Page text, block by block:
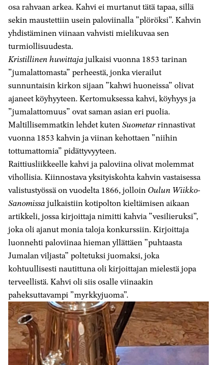
osa rahvaan arkea. Kahvi ei murtanut tätä tapaa, sillä
sekin maustettiin usein paloviinalla ”plöröksi”. Kahvin
yhdistäminen viinaan vahvisti mielikuvaa sen
turmiollisuudesta.
Kristillinen huwittajajulkaisi vuonna 1853 tarinan
”jumalattomasta” perheestä, jonka vierailut
sunnuntaisin kirkon sijaan ”kahwi huoneissa” olivat
ajaneet köyhyyteen. Kertomuksessa kahvi, köyhyys ja
”jumalattomuus” ovat saman asian eri puolia.
Maltillisemmatkin lehdet kutenSuometarrinnastivat
vuonna 1853 kahvin ja viinan kehottaen ”niihin
tottumattomia” pidättyvyyteen.
Raittiusliikkeelle kahvi ja paloviina olivat molemmat
vihollisia. Kiinnostava yksityiskohta kahvin vastaisessa
valistustyössä on vuodelta 1866, jolloin Oulun Wiikko-
Sanomissajulkaistiin kotipolton kieltämisen aikaan
artikkeli, jossa kirjoittaja nimitti kahvia ”vesilieruksi”,
joka oli ajanut monia taloja konkurssiin. Kirjoittaja
luonnehti paloviinaa hieman yllättäen ”puhtaasta
Jumalan viljasta” poltetuksi juomaksi, joka
kohtuullisesti nautittuna oli kirjoittajan mielestä jopa
terveellistä. Kahvi oli siis osalle viinaakin
paheksuttavampi ”myrkkyjuoma”.